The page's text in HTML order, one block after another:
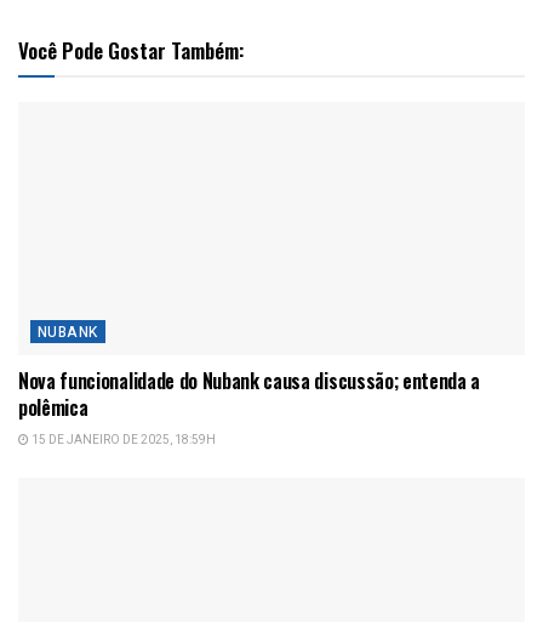
Você Pode Gostar Também:
NUBANK
Nova funcionalidade do Nubank causa discussão; entenda a
polêmica
15 DE JANEIRO DE 2025, 18:59H